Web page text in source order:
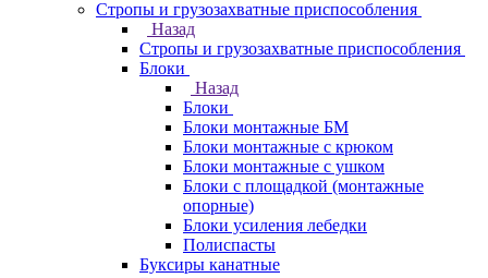
Стропы и грузозахватные приспособления
Назад
Стропы и грузозахватные приспособления
Блоки
Назад
Блоки
Блоки монтажные БМ
Блоки монтажные с крюком
Блоки монтажные с ушком
Блоки с площадкой (монтажные
опорные)
Блоки усиления лебедки
Полиспасты
Буксиры канатные